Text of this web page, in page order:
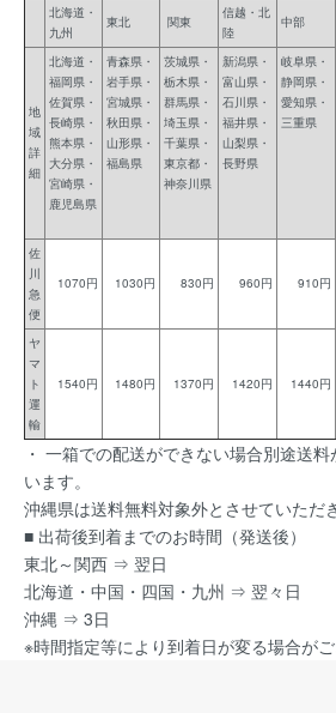
北海道・
九州
東北 関東
信越・北
陸
中部
地
域
詳
細
北海道・
福岡県・
佐賀県・
長崎県・
熊本県・
大分県・
宮崎県・
鹿児島県
青森県・
岩手県・
宮城県・
秋田県・
山形県・
福島県
茨城県・
栃木県・
群馬県・
埼玉県・
千葉県・
東京都・
神奈川県
新潟県・
富山県・
石川県・
福井県・
山梨県・
長野県
岐阜県・
静岡県・
愛知県・
三重県
佐
川
急
便
1070円 1030円 830円 960円 910円
ヤ
マ
ト
運
輸
1540円 1480円 1370円 1420円 1440円
・ 一箱での配送ができない場合別途送
います。
沖縄県は送料無料対象外とさせていただ
■ 出荷後到着までのお時間（発送後）
東北～関西 ⇒ 翌日
北海道・中国・四国・九州 ⇒ 翌々日
沖縄 ⇒ 3日
※時間指定等により到着日が変る場合がご